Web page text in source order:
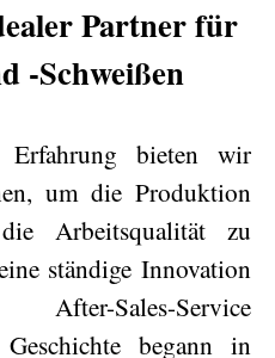
Partner für
-Schweißen
bieten wir
um die Produktion
Arbeitsqualität zu
ständige Innovation
Sales-Service
Geschichte begann in